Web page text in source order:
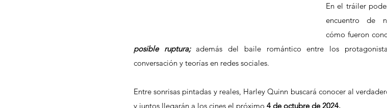
En el tráiler
encuentro de
cómo fueron
posible ruptura; además del baile romántico entre los
conversación y teorías en redes sociales.
Entre sonrisas pintadas y reales, Harley Quinn buscará conocer al
y juntos llegarán a los cines el próximo 4 de octubre de 2024.